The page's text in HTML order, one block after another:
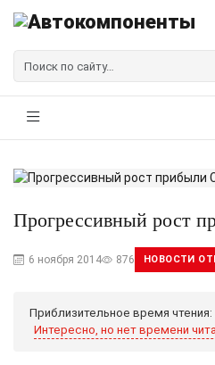
Прогрессивный рост
6 ноября 2014 876 НОВОСТИ
Приблизительное время чтения:
Интересно, но нет времени